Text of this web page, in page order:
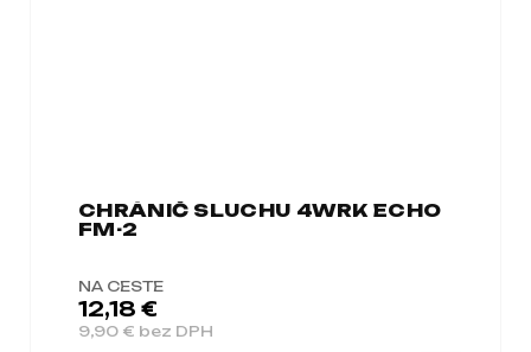
CHRÁNIČ SLUCHU 4WRK ECHO
FM-2
NA CESTE
9,90 € bez DPH
12,18 €